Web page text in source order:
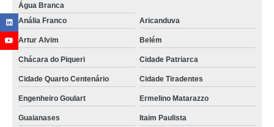
Água Branca
Anália Franco
Aricanduva
Artur Alvim Belém
Chácara do Piqueri Cidade Patriarca
Cidade Quarto Centenário Cidade Tiradentes
Engenheiro Goulart Ermelino Matarazzo
Guaianases Itaim Paulista